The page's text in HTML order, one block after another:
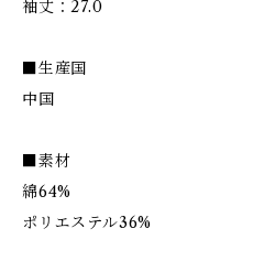
袖丈：27.0
■生産国
中国
■素材
綿64%
ポリエステル36%